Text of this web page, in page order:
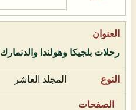
رحلات بلجيكا وهولندا والدنمارك
المجلد العاشر